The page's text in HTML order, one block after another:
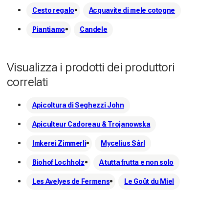
Cesto regalo Acquavite di mele cotogne
Piantiamo Candele
Visualizza i prodotti dei produttori
correlati
Apicoltura di Seghezzi John
Apiculteur Cadoreau & Trojanowska
Imkerei Zimmerli Mycelius Sàrl
Biohof Lochholz A tutta frutta e non solo
Les Avelyes de Fermens Le Goût du Miel